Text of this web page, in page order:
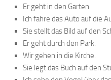
Er geht in den Garten.
Ich fahre das Auto auf die
Sie stellt das Bild auf den
Er geht durch den Park.
Wir gehen in die Kirche.
Sie legt das Buch auf den